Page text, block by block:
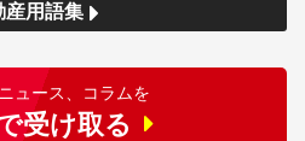
産用語集
ュース、コラムを
受け取る